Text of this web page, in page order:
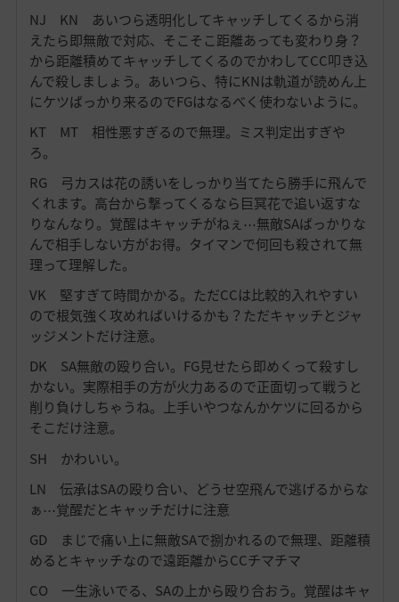
NJ KN あいつら透明化してキャッチしてくるから消
えたら即無敵で対応、そこそこ距離あっても変わり身？
から距離積めてキャッチしてくるのでかわしてCC叩き込
んで殺しましょう。あいつら、特にKNは軌道が読めん上
にケツばっかり来るのでFGはなるべく使わないように。
KT MT 相性悪すぎるので無理。ミス判定出すぎや
ろ。
RG 弓カスは花の誘いをしっかり当てたら勝手に飛んで
くれます。高台から撃ってくるなら巨冥花で追い返すな
りなんなり。覚醒はキャッチがねぇ⋯無敵SAばっかりな
んで相手しない方がお得。タイマンで何回も殺されて無
理って理解した。
VK 堅すぎて時間かかる。ただCCは比較的入れやすい
ので根気強く攻めればいけるかも？ただキャッチとジャ
ッジメントだけ注意。
DK SA無敵の殴り合い。FG見せたら即めくって殺すし
かない。実際相手の方が火力あるので正面切って戦うと
削り負けしちゃうね。上手いやつなんかケツに回るから
そこだけ注意。
SH かわいい。
LN 伝承はSAの殴り合い、どうせ空飛んで逃げるからな
ぁ⋯覚醒だとキャッチだけに注意
GD まじで痛い上に無敵SAで捌かれるので無理、距離積
めるとキャッチなので遠距離からCCチマチマ
CO 一生泳いでる、SAの上から殴り合おう。覚醒はキャ